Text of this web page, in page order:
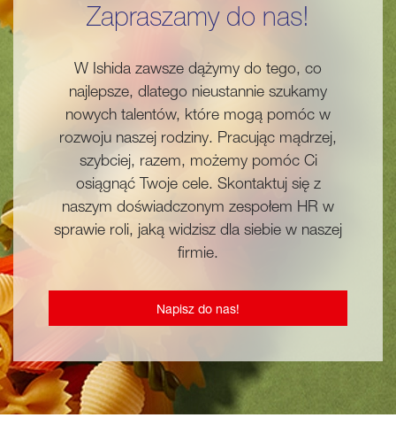
Zapraszamy do nas!
W Ishida zawsze dążymy do tego, co
najlepsze, dlatego nieustannie szukamy
nowych talentów, które mogą pomóc w
rozwoju naszej rodziny. Pracując mądrzej,
szybciej, razem, możemy pomóc Ci
osiągnąć Twoje cele. Skontaktuj się z
naszym doświadczonym zespołem HR w
sprawie roli, jaką widzisz dla siebie w naszej
firmie.
Napisz do nas!